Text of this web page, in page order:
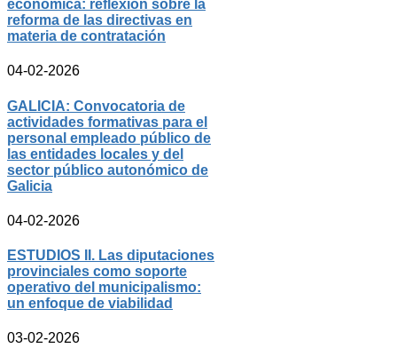
económica: reflexión sobre la
reforma de las directivas en
materia de contratación
04-02-2026
GALICIA: Convocatoria de
actividades formativas para el
personal empleado público de
las entidades locales y del
sector público autonómico de
Galicia
04-02-2026
ESTUDIOS II. Las diputaciones
provinciales como soporte
operativo del municipalismo:
un enfoque de viabilidad
03-02-2026